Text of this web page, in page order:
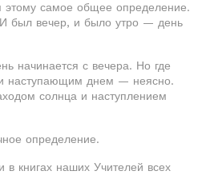
этому самое общее определение.
был вечер, и было утро — день
начинается с вечера. Но где
наступающим днем — неясно.
солнца и наступлением
определение.
книгах наших Учителей всех